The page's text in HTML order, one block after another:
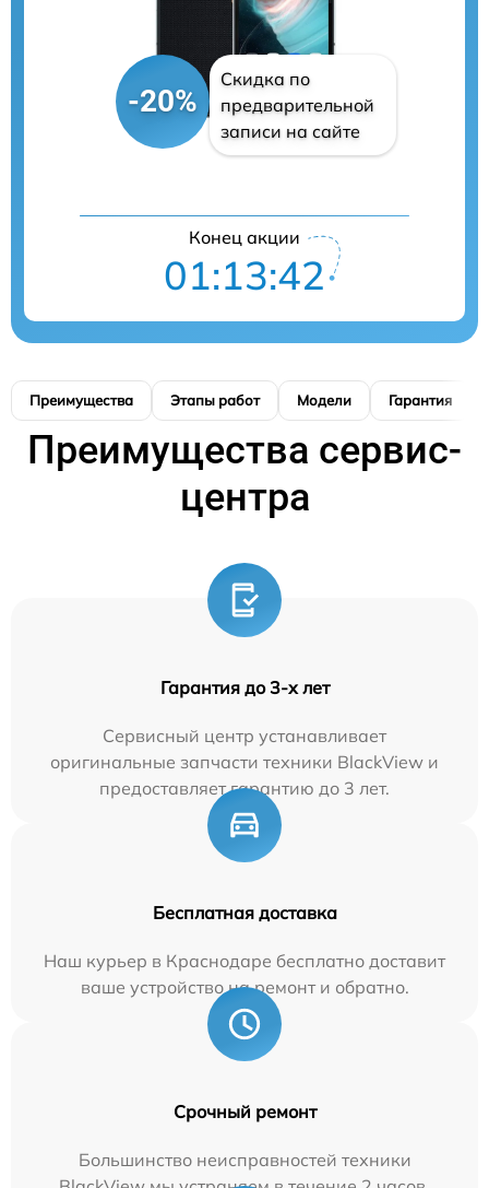
-20%
Скидка по
предварительной
записи на сайте
Конец акции
01:13:42
Преимущества Этапы работ Модели Гарантия
Преимущества сервис-
центра
Гарантия до 3-х лет
Сервисный центр устанавливает
оригинальные запчасти техники BlackView и
предоставляет гарантию до 3 лет.
Бесплатная доставка
Наш курьер в Краснодаре бесплатно доставит
ваше устройство на ремонт и обратно.
Срочный ремонт
Большинство неисправностей техники